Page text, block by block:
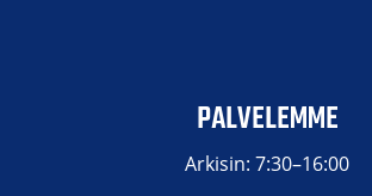
PALVELEMME
Arkisin: 7:30–16:00